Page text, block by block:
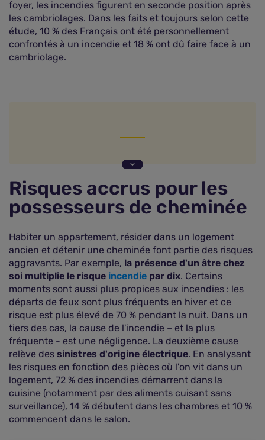
foyer, les incendies figurent en seconde position après
les cambriolages. Dans les faits et toujours selon cette
étude, 10 % des Français ont été personnellement
confrontés à un incendie et 18 % ont dû faire face à un
cambriolage.
Appliquer des mesures de prévention
Ne pas avoir de comportements à risque
Bien conserver l'attestation de ramonage
Le détecteur de fumées efficace
Risques accrus pour les
possesseurs de cheminée
Habiter un appartement, résider dans un logement
ancien et détenir une cheminée font partie des risques
aggravants. Par exemple, la présence d'un âtre chez
soi multiplie le risque incendie par dix. Certains
moments sont aussi plus propices aux incendies : les
départs de feux sont plus fréquents en hiver et ce
risque est plus élevé de 70 % pendant la nuit. Dans un
tiers des cas, la cause de l'incendie – et la plus
fréquente - est une négligence. La deuxième cause
relève des sinistres d'origine électrique. En analysant
les risques en fonction des pièces où l'on vit dans un
logement, 72 % des incendies démarrent dans la
cuisine (notamment par des aliments cuisant sans
surveillance), 14 % débutent dans les chambres et 10 %
commencent dans le salon.